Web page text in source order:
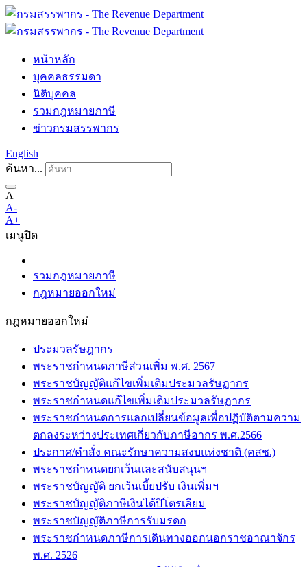
หน้าหลัก
บุคคลธรรมดา
นิติบุคคล
รวมกฎหมายภาษี
ข่าวกรมสรรพากร
English
ค้นหา...
A
A-
A+
เมนูปิด
รวมกฎหมายภาษี
กฎหมายออกใหม่
กฎหมายออกใหม่
ประมวลรัษฎากร
พระราชกำหนดภาษีส่วนเพิ่ม พ.ศ. 2567
พระราชบัญญัติแก้ไขเพิ่มเติมประมวลรัษฏากร
พระราชกำหนดแก้ไขเพิ่มเติมประมวลรัษฏากร
พระราชกำหนดการแลกเปลี่ยนข้อมูลเพื่อปฏิบัติตามความ
ตกลงระหว่างประเทศเกี่ยวกับภาษีอากร พ.ศ.2566
ประกาศ/คำสั่ง คณะรักษาความสงบแห่งชาติ (คสช.)
พระราชกำหนดยกเว้นและสนับสนุนฯ
พระราชบัญญัติ ยกเว้นเบี้ยปรับ เงินเพิ่มฯ
พระราชบัญญัติภาษีเงินได้ปิโตรเลียม
พระราชบัญญัติภาษีการรับมรดก
พระราชกำหนดภาษีการเดินทางออกนอกราชอาณาจักร
พ.ศ. 2526